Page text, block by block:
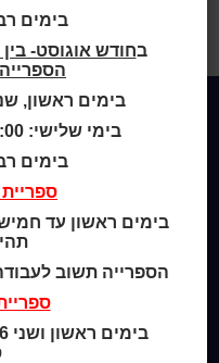
ניתן לקבל שירותי ספרייה
צור קשר
שעות סיפור
ספרים דיגיטליים
בימים
ב
בימים ראשון, שני
בימי שלישי: 12:00-9:00, 18:45-14:00
בימים
הספרייה תשוב לעבודה